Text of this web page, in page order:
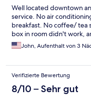
Well located downtown
service. No air
breakfast. No coffee/ tea
box in room didn't work,
John, Aufenthalt von 3
Verifizierte Bewertung
8/10 – Sehr gut